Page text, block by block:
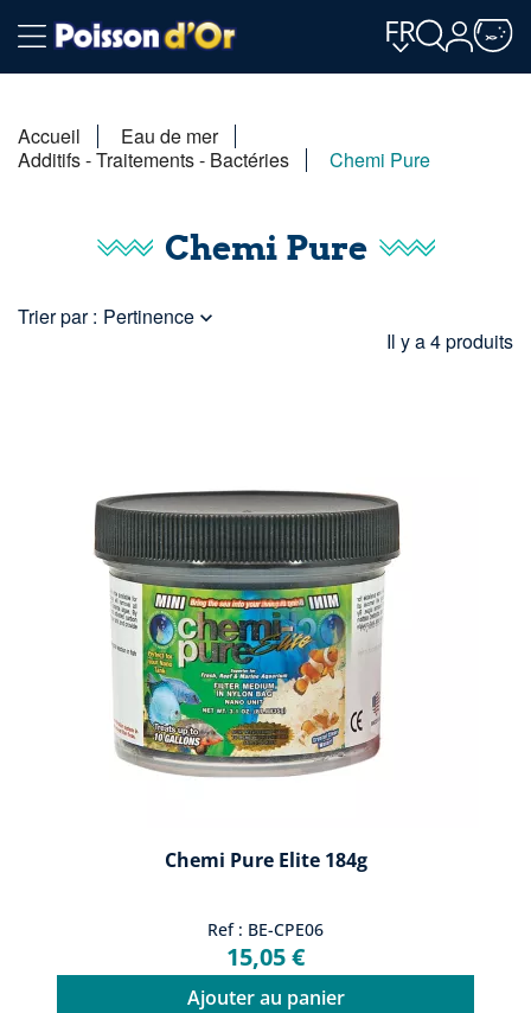
FR
Accueil
Eau de mer
Additifs - Traitements - Bactéries
Chemi Pure
Chemi Pure
Trier par : Pertinence 
Il y a 4 produits
Chemi Pure Elite 184g
Ref : BE-CPE06
15,05 €
Ajouter au panier